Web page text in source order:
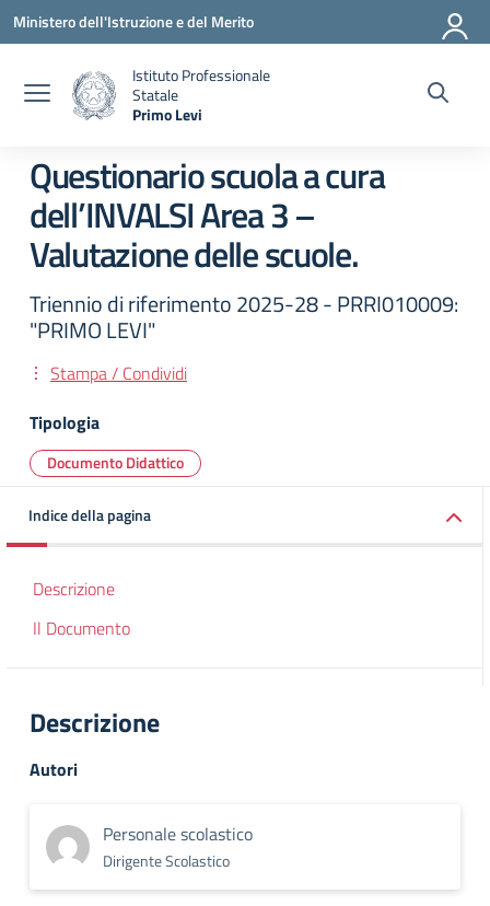
Vai ai contenuti
Vai al menu di navigazione
Vai al footer
Ministero dell'Istruzione e del Merito
Istituto Professionale
Statale
Primo Levi
Questionario scuola a cura
dell’INVALSI Area 3 –
Valutazione delle scuole.
Triennio di riferimento 2025-28 - PRRI010009:
"PRIMO LEVI"
Stampa / Condividi
Tipologia
Documento Didattico
Indice della pagina
Descrizione
Il Documento
Descrizione
Autori
Personale scolastico
Dirigente Scolastico